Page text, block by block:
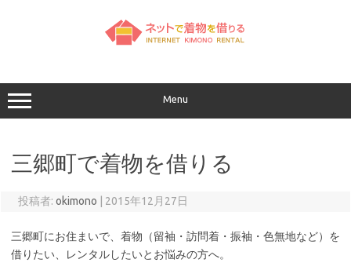
キ
ッ
プ
Menu
三郷町で着物を借りる
投稿者: okimono 2015年12月27日
三郷町にお住まいで、着物（留袖・訪問着・振袖・色無地など）を
借りたい、レンタルしたいとお悩みの方へ。